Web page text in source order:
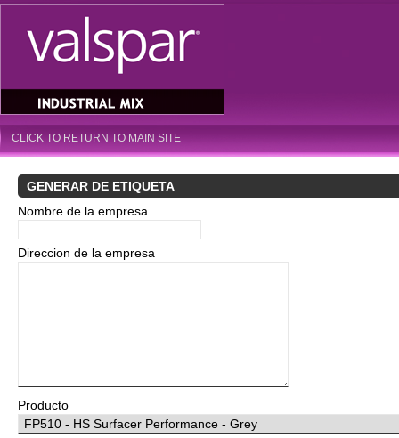
CLICK TO RETURN TO MAIN SITE
GENERAR DE ETIQUETA
Nombre de la empresa
Direccion de la empresa
Producto